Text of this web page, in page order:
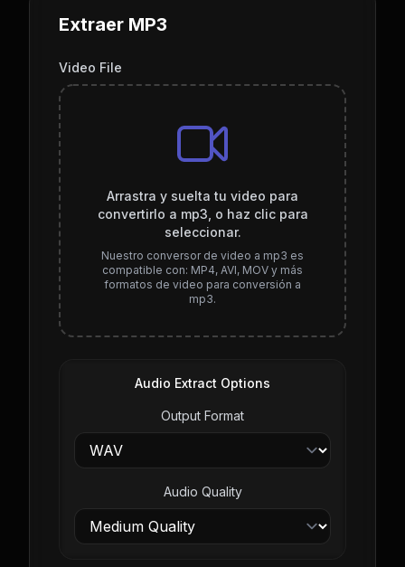
Extraer MP3
Video File
Arrastra y suelta tu video para
convertirlo a mp3, o haz clic para
seleccionar.
Nuestro conversor de video a mp3 es
compatible con: MP4, AVI, MOV y más
formatos de video para conversión a
mp3.
Audio Extract Options
Output Format
Audio Quality